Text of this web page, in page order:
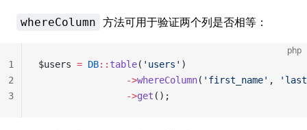
whereColumn 方法可用于验证两个列是否相等：
php
$users = DB:: table( 'users' )
                ->
whereColumn( 'first_name' ,
                ->
get ();
1
2
3